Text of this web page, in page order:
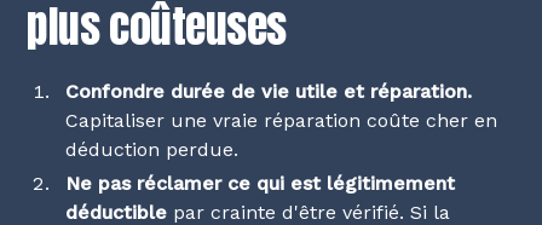
plus coûteuses
Confondre durée de vie utile et réparation.
Capitaliser une vraie réparation coûte cher en
déduction perdue.
Ne pas réclamer ce qui est légitimement
déductible par crainte d'être vérifié. Si la